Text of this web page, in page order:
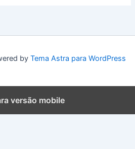
by Tema Astra para WordPress
versão mobile